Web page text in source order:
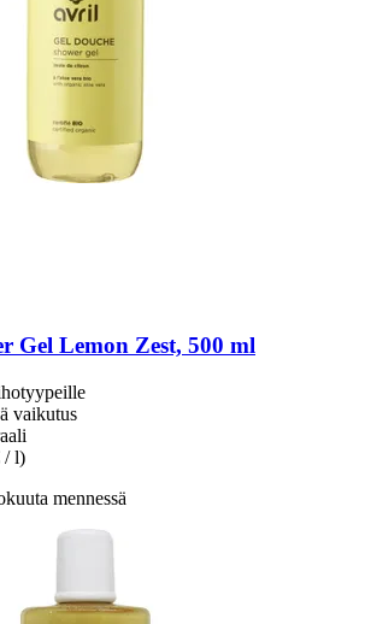
Gel Lemon Zest, 500 ml
vaikutus
/ l)
mennessä